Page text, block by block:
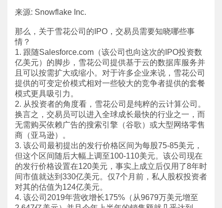
来源: Snowflake Inc.
那么，关于雪花公司的IPO，交易员需要知晓哪些事
情？
1. 跟随Salesforce.com（该公司也向这次的IPO投资数
亿美元）的脚步，雪花公司提供基于云的数据库服务并
且可以按需扩大或缩小。对于许多企业来说，雪花公司
提供的可变定价模式相对一些较大的竞争者提供的套餐
模式更具吸引力。
2. 从投资者的角度看，雪花公司是纯粹的云计算公司。
换言之，交易员可以进入全球成长最快的行业之一，而
无需购买依赖广告的搜索引擎（谷歌）或大型网络零售
商（亚马逊）。
3. 该公司最初提出的发行价格区间为每股75-85美元，
但这个区间随后大幅上调至100-110美元。该公司现在
的发行价格设置在120美元，事实上成立后仅用了8年时
间市值就达到330亿美元。仅7个月前，私人股权投资者
对其的估值为124亿美元。
4. 该公司2019年营收增长175%（从9679万美元增至